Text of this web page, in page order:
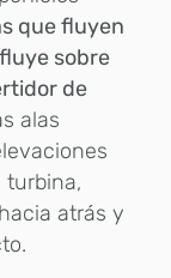
que fluyen
sobre
de
alas
turbina,
atrás y